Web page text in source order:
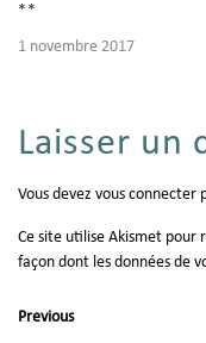
**
1 novembre 2017
Laisser un
Vous devez vous connecter
Ce site utilise Akismet pour
façon dont les données de
Previous